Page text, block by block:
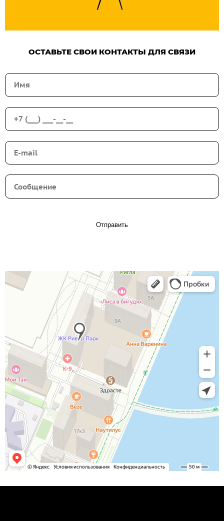
ОСТАВЬТЕ СВОИ КОНТАКТЫ ДЛЯ СВЯЗИ
Отправить